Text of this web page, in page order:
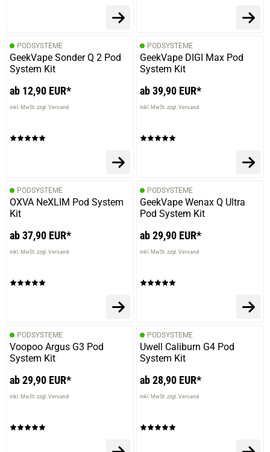
PODSYSTEME
GeekVape Sonder Q 2 Pod
System Kit
ab 12,90 EUR*
inkl. MwSt. zzgl. Versand
PODSYSTEME
GeekVape DIGI Max Pod
System Kit
ab 39,90 EUR*
inkl. MwSt. zzgl. Versand
PODSYSTEME
OXVA NeXLIM Pod System
Kit
ab 37,90 EUR*
inkl. MwSt. zzgl. Versand
PODSYSTEME
GeekVape Wenax Q Ultra
Pod System Kit
ab 29,90 EUR*
inkl. MwSt. zzgl. Versand
PODSYSTEME
Voopoo Argus G3 Pod
System Kit
ab 29,90 EUR*
inkl. MwSt. zzgl. Versand
PODSYSTEME
Uwell Caliburn G4 Pod
System Kit
ab 28,90 EUR*
inkl. MwSt. zzgl. Versand